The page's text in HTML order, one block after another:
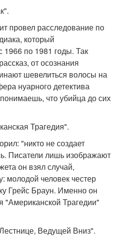
провел расследование по
который
1966 по 1981 годы. Так
от осознания
шевелиться волосы на
нуарного детектива
что убийца до сих
Трагедия".
"никто не создает
Писатели лишь изображают
он взял случай,
молодой человек честер
Грейс Браун. Именно он
"Американской Трагедии"
Ведущей Вниз".